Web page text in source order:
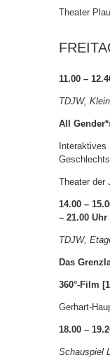
Theater
11.00 –
TDJW,
All
Theater der
14.00 –
– 21.00 Uhr
TDJW,
Das
360°-Film
Gerhart-
18.00 –
Schauspiel